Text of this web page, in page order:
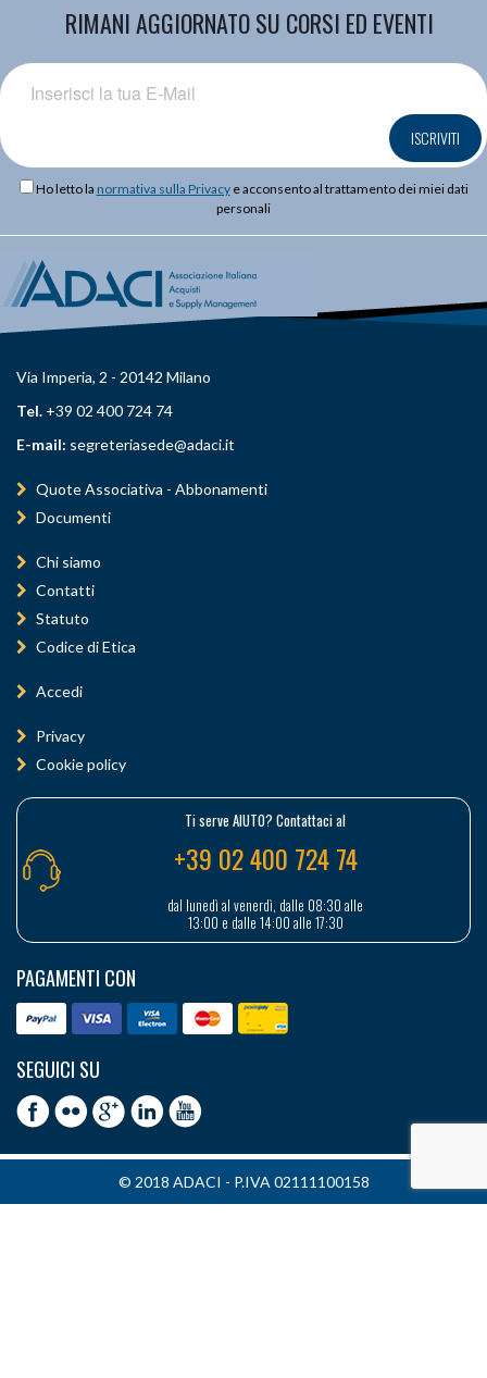
RIMANI AGGIORNATO SU CORSI ED EVENTI
ISCRIVITI
Ho letto la normativa sulla Privacye acconsento al trattamento dei miei dati
personali
Via Imperia, 2 - 20142 Milano
Tel. +39 02 400 724 74
E-mail: segreteriasede@adaci.it
Quote Associativa - Abbonamenti
Documenti
Chi siamo
Contatti
Statuto
Codice di Etica
Accedi
Privacy
Cookie policy
Ti serve AIUTO? Contattaci al
+39 02 400 724 74
dal lunedì al venerdì, dalle 08:30 alle
13:00 e dalle 14:00 alle 17:30
PAGAMENTI CON
SEGUICI SU
© 2018 ADACI - P.IVA 02111100158